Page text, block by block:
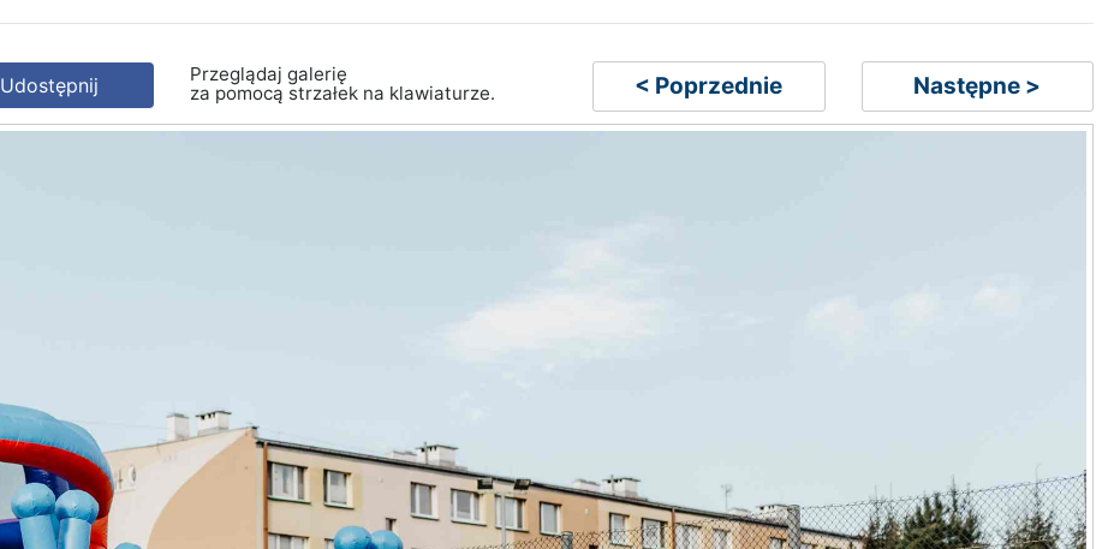
Udostępnij
Przeglądaj galerię
za pomocą strzałek na klawiaturze.
< Poprzednie Następne >